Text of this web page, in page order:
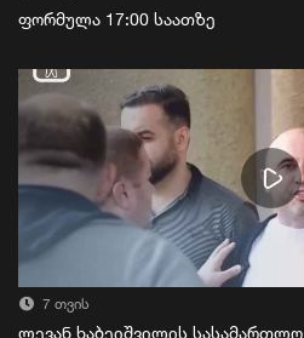
ფორმულა 17:00 საათზე
7 თვის
ლევან ხაბეიშვილის სასამართლო